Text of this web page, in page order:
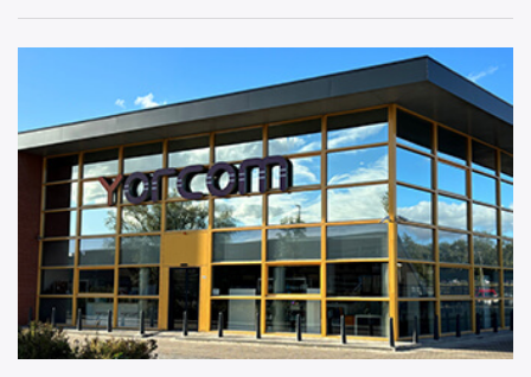
mailadres